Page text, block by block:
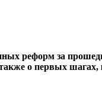
реформ за
о первых